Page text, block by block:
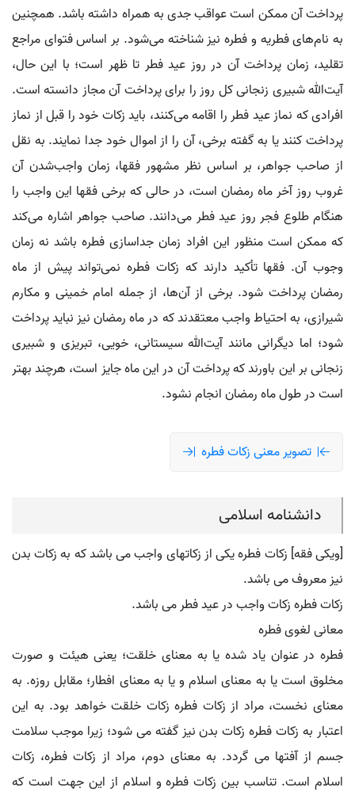
پرداخت آن ممکن است عواقب جدی به همراه داشته باشد. همچنین
به نام‌های فطریه و فطره نیز شناخته می‌شود. بر اساس فتوای مراجع
تقلید، زمان پرداخت آن در روز عید فطر تا ظهر است؛ با این حال،
آیت‌الله شبیری زنجانی کل روز را برای پرداخت آن مجاز دانسته است.
افرادی که نماز عید فطر را اقامه می‌کنند، باید زکات خود را قبل از نماز
پرداخت کنند یا به گفته برخی، آن را از اموال خود جدا نمایند. به نقل
از صاحب جواهر، بر اساس نظر مشهور فقها، زمان واجب‌شدن آن
غروب روز آخر ماه رمضان است، در حالی که برخی فقها این واجب را
هنگام طلوع فجر روز عید فطر می‌دانند. صاحب جواهر اشاره می‌کند
که ممکن است منظور این افراد زمان جداسازی فطره باشد نه زمان
وجوب آن. فقها تأکید دارند که زکات فطره نمی‌تواند پیش از ماه
رمضان پرداخت شود. برخی از آن‌ها، از جمله امام خمینی و مکارم
شیرازی، به احتیاط واجب معتقدند که در ماه رمضان نیز نباید پرداخت
شود؛ اما دیگرانی مانند آیت‌الله سیستانی، خویی، تبریزی و شبیری
زنجانی بر این باورند که پرداخت آن در این ماه جایز است، هرچند بهتر
است در طول ماه رمضان انجام نشود.
تصویر معنی زکات فطره
دانشنامه اسلامی
[ویکی فقه] زکات فطره یکی از زکاتهای واجب می باشد که به زکات بدن
نیز معروف می باشد.
زکات فطره زکات واجب در عید فطر می باشد.
معانی لغوی فطره
فطره در عنوان یاد شده یا به معنای خلقت؛ یعنی هیئت و صورت
مخلوق است یا به معنای اسلام و یا به معنای افطار؛ مقابل روزه. به
معنای نخست، مراد از زکات فطره زکات خلقت خواهد بود. به این
اعتبار به زکات فطره زکات بدن نیز گفته می شود؛ زیرا موجب سلامت
جسم از آفتها می گردد. به معنای دوم، مراد از زکات فطره، زکات
اسلام است. تناسب بین زکات فطره و اسلام از این جهت است که